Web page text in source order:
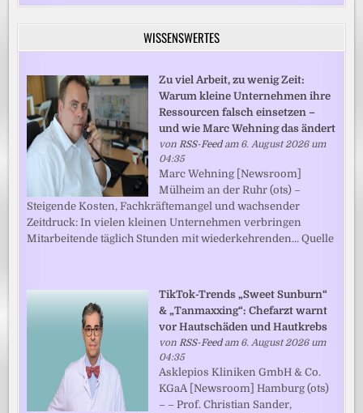
WISSENSWERTES
Zu viel Arbeit, zu wenig Zeit:
Warum kleine Unternehmen ihre
Ressourcen falsch einsetzen –
und wie Marc Wehning das ändert
vonRSS-Feedam 6. August 2026 um
04:35
Marc Wehning [Newsroom]
Mülheim an der Ruhr (ots) –
Steigende Kosten, Fachkräftemangel und wachsender
Zeitdruck: In vielen kleinen Unternehmen verbringen
Mitarbeitende täglich Stunden mit wiederkehrenden... Quelle
TikTok-Trends „Sweet Sunburn“
& „Tanmaxxing“: Chefarzt warnt
vor Hautschäden und Hautkrebs
vonRSS-Feedam 6. August 2026 um
04:35
Asklepios Kliniken GmbH & Co.
KGaA [Newsroom] Hamburg (ots)
– – Prof. Christian Sander,